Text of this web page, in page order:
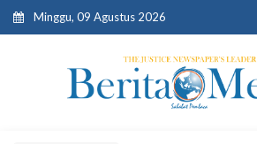
Minggu, 09 Agustus 2026